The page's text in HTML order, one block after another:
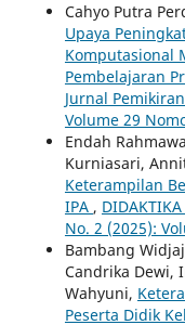
Cahyo Putra
Upaya
Komputasional
Pembelajaran
Jurnal
Volume 29
Endah
Kurniasari,
Keterampilan
IPA ,
No. 2 (2025):
Bambang
Candrika Dewi,
Wahyuni,
Peserta Didik